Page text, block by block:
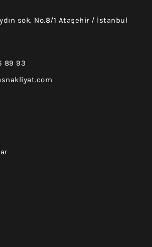
sok. No.8/1 Ataşehir / İstanbul
89 93